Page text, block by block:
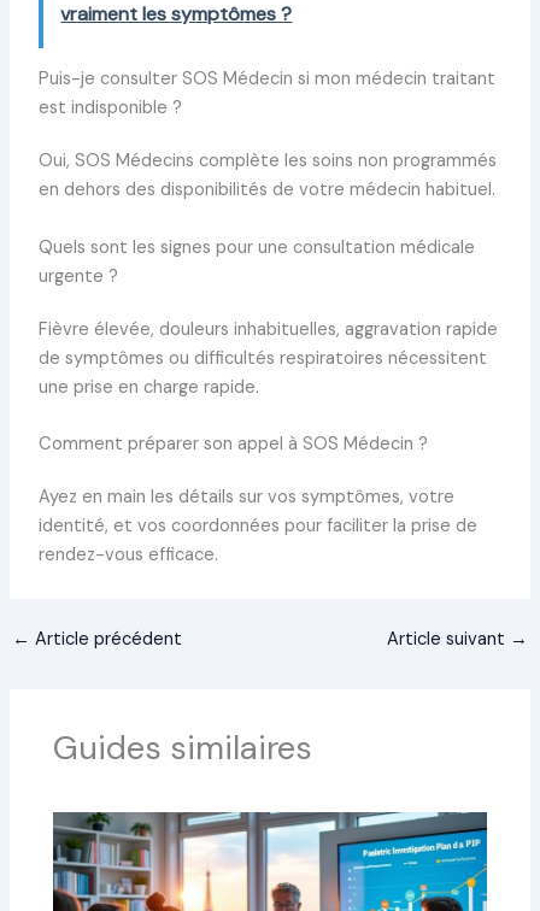
vraiment les symptômes ?
Puis-je consulter SOS Médecin si mon médecin traitant
est indisponible ?
Oui, SOS Médecins complète les soins non programmés
en dehors des disponibilités de votre médecin habituel.
Quels sont les signes pour une consultation médicale
urgente ?
Fièvre élevée, douleurs inhabituelles, aggravation rapide
de symptômes ou difficultés respiratoires nécessitent
une prise en charge rapide.
Comment préparer son appel à SOS Médecin ?
Ayez en main les détails sur vos symptômes, votre
identité, et vos coordonnées pour faciliter la prise de
rendez-vous efficace.
← Article précédent Article suivant →
Guides similaires